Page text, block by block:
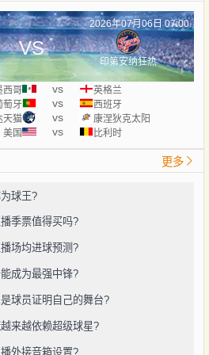
2026年07月06日 07:00
VS
印第安纳狂热
西哥 vs
英格兰
萄牙 vs
西班牙
天猫 vs
康涅狄克太阳
美国 vs 比利时
更多
球王?
季票值得买吗?
场均进球预测?
成为最强中锋?
球员证明自己的舞台?
来越依赖超级球星?
外接音箱设置?